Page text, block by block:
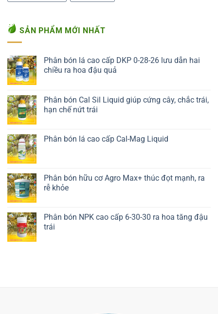
SẢN PHẨM MỚI NHẤT
Phân bón lá cao cấp DKP 0-28-26 lưu dẫn hai
chiều ra hoa đậu quả
Phân bón Cal Sil Liquid giúp cứng cây, chắc trái,
hạn chế nứt trái
Liên hệ ngay
Phân bón lá cao cấp Cal-Mag Liquid
Phân bón hữu cơ Agro Max+ thúc đọt mạnh, ra
rễ khỏe
Phân bón NPK cao cấp 6-30-30 ra hoa tăng đậu
trái